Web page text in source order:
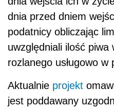
dnia przed dniem
podatnicy obliczając
uwzględniali ilość
rozlanego usługowo w
Aktualnie projekt
jest poddawany